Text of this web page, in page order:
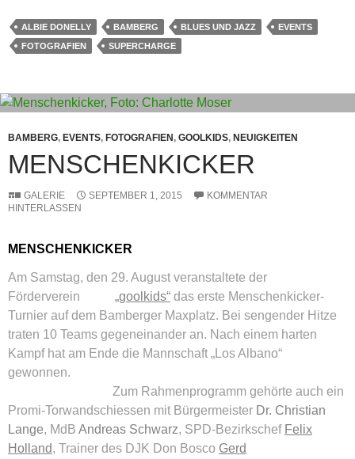
ALBIE DONELLY BAMBERG BLUES UND JAZZ
EVENTS
FOTOGRAFIEN
SUPERCHARGE
BAMBERG, EVENTS, FOTOGRAFIEN, GOOLKIDS, NEUIGKEITEN
MENSCHENKICKER
GALERIE SEPTEMBER 1, 2015
KOMMENTAR
HINTERLASSEN
MENSCHENKICKER
Am Samstag, den 29. August veranstaltete der
Förderverein „goolkids“ das erste Menschenkicker-
Turnier auf dem Bamberger Maxplatz. Bei sengender Hitze
traten 10 Teams gegeneinander an. Nach einem harten
Kampf hat am Ende die Mannschaft „Los Albano“
gewonnen.
Zum Rahmenprogramm gehörte auch ein
Promi-Torwandschiessen mit Bürgermeister Dr. Christian
Lange, MdB Andreas Schwarz, SPD-Bezirkschef Felix
Holland, Trainer des DJK Don Bosco Gerd